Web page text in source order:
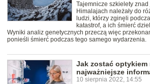
Tajemnicze szkielety
Himalajach należały do
ludzi, którzy zginęli
katastrof, a ich śmierć
Wyniki analiz genetycznych przeczą więc
ponieśli śmierć podczas tego samego wydarzenia.
Jak zostać optykiem
najważniejsze
10 sierpnia 2022, 14:55